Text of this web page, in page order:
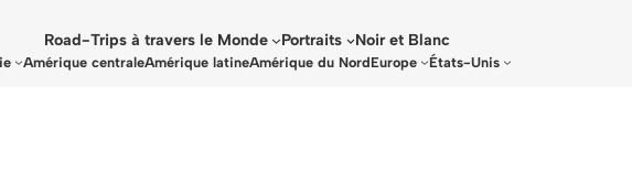
Road-Trips à travers le Monde Portraits Noir et Blanc
Amérique centraleAmérique latineAmérique du NordEurope États-Unis